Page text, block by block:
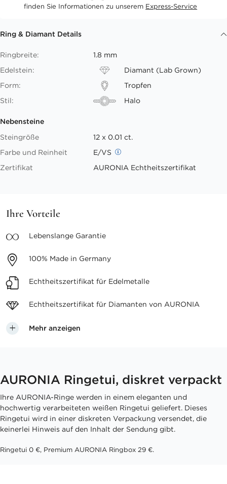
finden Sie Informationen zu unserem Express-Service
Ring & Diamant Details
Ringbreite:
1.8 mm
Edelstein:
Diamant (Lab Grown)
Form:
Tropfen
Stil:
Halo
Nebensteine
Steingröße
12 x 0.01 ct.
Farbe und Reinheit
E/VS
Zertifikat
AURONIA Echtheitszertifikat
Ihre Vorteile
Lebenslange Garantie
100% Made in Germany
Echtheitszertifikat für Edelmetalle
Echtheitszertifikat für Diamanten von AURONIA
Mehr anzeigen
AURONIA Ringetui, diskret verpackt
Ihre AURONIA-Ringe werden in einem eleganten und
hochwertig verarbeiteten weißen Ringetui geliefert. Dieses
Ringetui wird in einer diskreten Verpackung versendet, die
keinerlei Hinweis auf den Inhalt der Sendung gibt.
Ringetui 0 €, Premium AURONIA Ringbox 29 €.